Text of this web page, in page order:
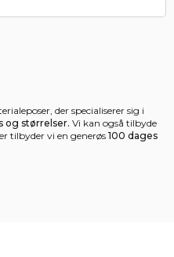
der specialiserer sig i
og størrelser. Vi kan også tilbyde
tilbyder vi en generøs 100 dages